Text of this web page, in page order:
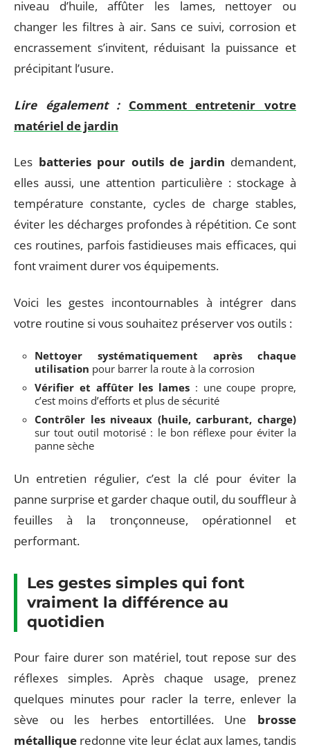
niveau d’huile, affûter les lames, nettoyer ou
changer les filtres à air. Sans ce suivi, corrosion et
encrassement s’invitent, réduisant la puissance et
précipitant l’usure.
Lire également : Comment entretenir votre
matériel de jardin
Les batteries pour outils de jardin demandent,
elles aussi, une attention particulière : stockage à
température constante, cycles de charge stables,
éviter les décharges profondes à répétition. Ce sont
ces routines, parfois fastidieuses mais efficaces, qui
font vraiment durer vos équipements.
Voici les gestes incontournables à intégrer dans
votre routine si vous souhaitez préserver vos outils :
Nettoyer systématiquement après chaque
utilisation pour barrer la route à la corrosion
Vérifier et affûter les lames : une coupe propre,
c’est moins d’efforts et plus de sécurité
Contrôler les niveaux (huile, carburant, charge)
sur tout outil motorisé : le bon réflexe pour éviter la
panne sèche
Un entretien régulier, c’est la clé pour éviter la
panne surprise et garder chaque outil, du souffleur à
feuilles à la tronçonneuse, opérationnel et
performant.
Les gestes simples qui font
vraiment la différence au
quotidien
Pour faire durer son matériel, tout repose sur des
réflexes simples. Après chaque usage, prenez
quelques minutes pour racler la terre, enlever la
sève ou les herbes entortillées. Une brosse
métallique redonne vite leur éclat aux lames, tandis